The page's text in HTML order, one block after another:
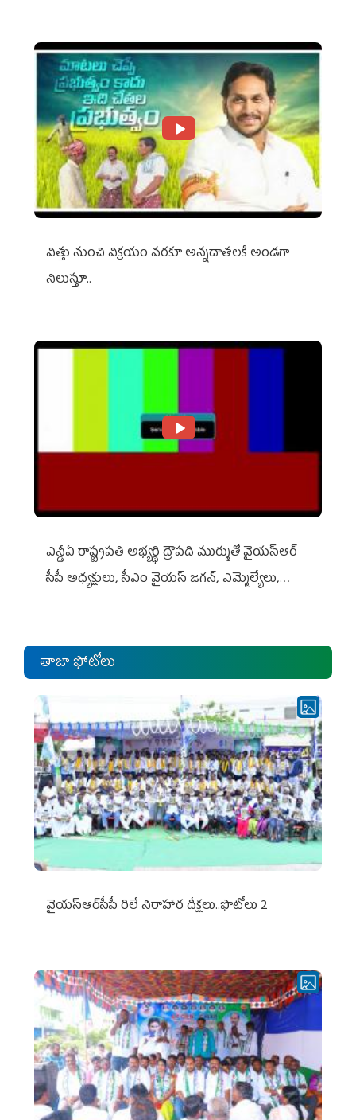
విత్తు నుంచి విక్రయం వరకూ అన్నదాతలకి అండగా
నిలుస్తూ..
ఎన్డీఏ రాష్ట్ర‌ప‌తి అభ్య‌ర్థి ద్రౌప‌ది ముర్ముతో వైయ‌స్ఆర్
సీపీ అధ్య‌క్షులు, సీఎం వైయ‌స్ జ‌గ‌న్, ఎమ్మెల్యేలు,
తాజా ఫోటోలు
వైయ‌స్ఆర్‌సీపీ రిలే నిరాహార దీక్షలు..ఫొటోలు 2